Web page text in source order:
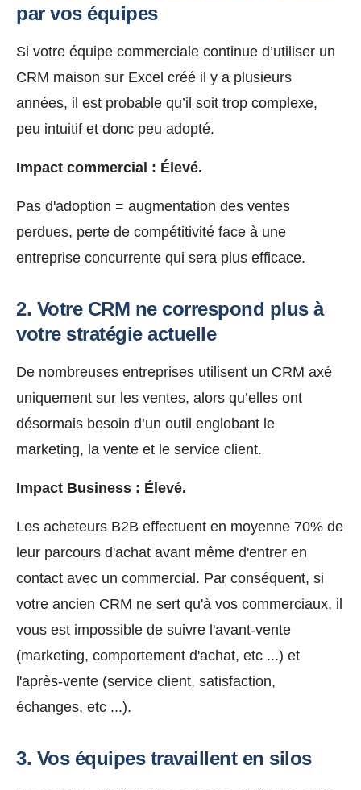
par vos équipes
Si votre équipe commerciale continue d’utiliser un
CRM maison sur Excel créé il y a plusieurs
années, il est probable qu’il soit trop complexe,
peu intuitif et donc peu adopté.
Impact commercial : Élevé.
Pas d'adoption = augmentation des ventes
perdues, perte de compétitivité face à une
entreprise concurrente qui sera plus efficace.
2. Votre CRM ne correspond plus à
votre stratégie actuelle
De nombreuses entreprises utilisent un CRM axé
uniquement sur les ventes, alors qu’elles ont
désormais besoin d’un outil englobant le
marketing, la vente et le service client.
Impact Business : Élevé.
Les acheteurs B2B effectuent en moyenne 70% de
leur parcours d'achat avant même d'entrer en
contact avec un commercial. Par conséquent, si
votre ancien CRM ne sert qu'à vos commerciaux, il
vous est impossible de suivre l'avant-vente
(marketing, comportement d'achat, etc ...) et
l'après-vente (service client, satisfaction,
échanges, etc ...).
3. Vos équipes travaillent en silos